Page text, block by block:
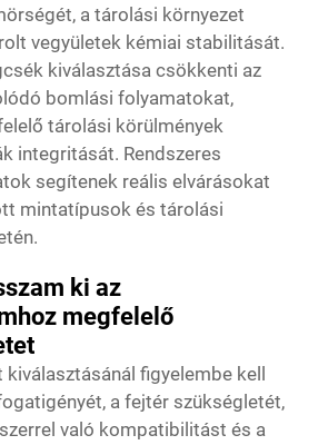
a tárolási környezet
vegyületek kémiai stabilitását.
kiválasztása csökkenti az
bomlási folyamatokat,
tárolási körülmények
integritását. Rendszeres
segítenek reális elvárásokat
mintatípusok és tárolási
ki az
megfelelő
figyelembe kell
a fejtér szükségletét,
való kompatibilitást és a